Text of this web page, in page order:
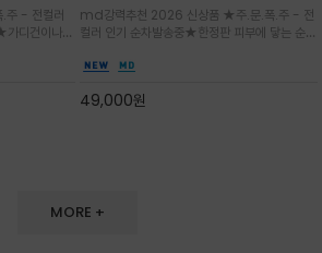
주 - 전컬러
가디건이나
답하지 않
품은 시원함: 우수한 통기성
md강력추천 2026 신상품 ★주.문.폭.주 - 전
컬러 인기 순차발송중★한정판 피부에 닿는 순간
한 터치감~★여름에 오히려 이런티을 입으셔야
을 즐기실수 있습니다^^
49,000원
MORE +